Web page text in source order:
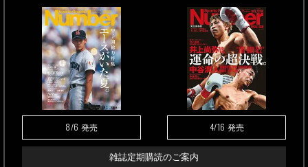
8/6 発売 4/16 発売
雑誌定期購読のご案内